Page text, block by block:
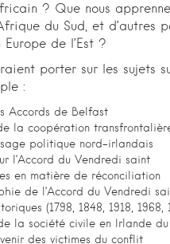
? Que nous
du Sud, et d’autres
de l’Est ?
porter sur les sujets
:
Accords de Belfast
la coopération
politique nord-irlandais
l’Accord du Vendredi saint
en matière de réconciliation
de l’Accord du Vendredi
(1798, 1848, 1918, 1968,
la société civile en Irlande du
des victimes du conflit